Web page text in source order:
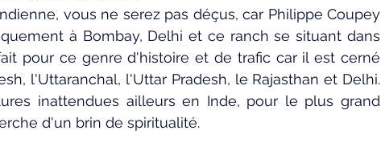
vous ne serez pas déçus, car Philippe Coupey
à Bombay, Delhi et ce ranch se situant dans
pour ce genre d'histoire et de trafic car il est cerné
l'Uttaranchal, l'Uttar Pradesh, le Rajasthan et Delhi.
inattendues ailleurs en Inde, pour le plus grand
d'un brin de spiritualité.